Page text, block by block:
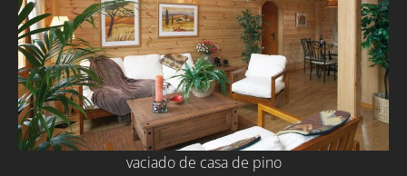
vaciado de casa de pino